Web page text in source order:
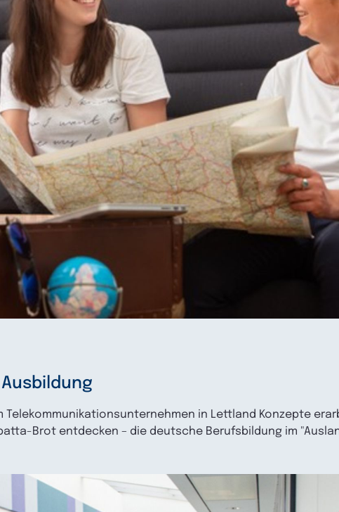
in Lettland Konzepte
Brot entdecken – die deutsche Berufsbildung im